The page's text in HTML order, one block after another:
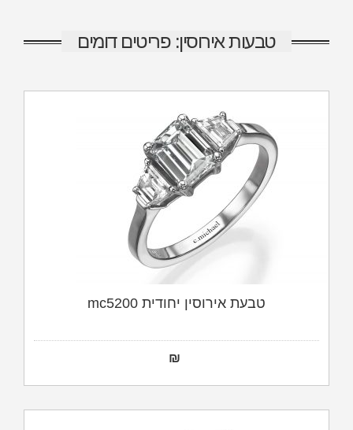
טבעות אירוסין: פריטים דומים
טבעת אירוסין יחודית mc5200
₪